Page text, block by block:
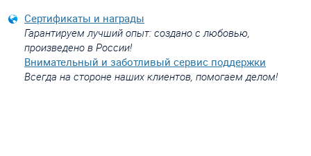
Сертификаты и награды
Гарантируем лучший опыт: создано с любовью,
произведено в России!
Внимательный и заботливый сервис поддержки
Всегда на стороне наших клиентов, помогаем делом!